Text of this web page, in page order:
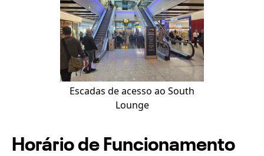
Escadas de acesso ao South
Lounge
Horário de Funcionamento